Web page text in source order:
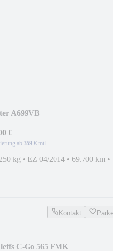
A699VB
€
ab 359 € mtl.
kg • EZ 04/2014 • 69.700 km •
Kontakt
C-Go 565 FMK